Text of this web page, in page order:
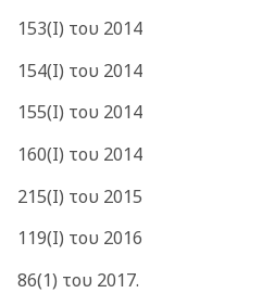
153(Ι) του 2014
154(Ι) του 2014
155(Ι) του 2014
160(Ι) του 2014
215(I) του 2015
119(Ι) του 2016
86(1) του 2017.